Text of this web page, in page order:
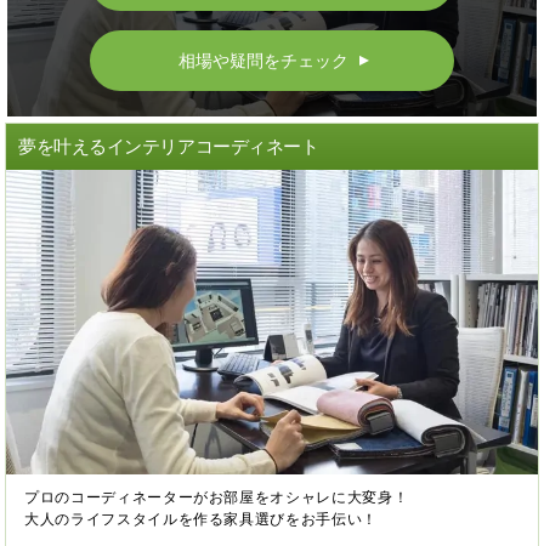
相場や疑問をチェック ▲
夢を叶えるインテリアコーディネート
プロのコーディネーターがお部屋をオシャレに大変身！
大人のライフスタイルを作る家具選びをお手伝い！